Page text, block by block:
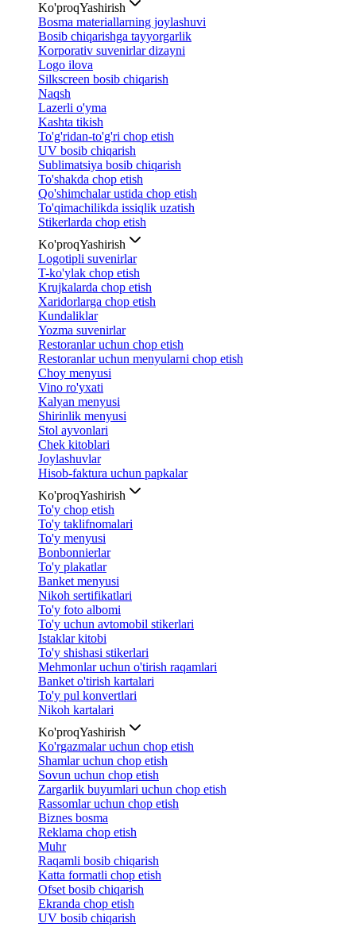
Ko'proqYashirish
Bosma materiallarning joylashuvi
Bosib chiqarishga tayyorgarlik
Korporativ suvenirlar dizayni
Logo ilova
Silkscreen bosib chiqarish
Naqsh
Lazerli o'yma
Kashta tikish
To'g'ridan-to'g'ri chop etish
UV bosib chiqarish
Sublimatsiya bosib chiqarish
To'shakda chop etish
Qo'shimchalar ustida chop etish
To'qimachilikda issiqlik uzatish
Stikerlarda chop etish
Ko'proqYashirish
Logotipli suvenirlar
T-ko'ylak chop etish
Krujkalarda chop etish
Xaridorlarga chop etish
Kundaliklar
Yozma suvenirlar
Restoranlar uchun chop etish
Restoranlar uchun menyularni chop etish
Choy menyusi
Vino ro'yxati
Kalyan menyusi
Shirinlik menyusi
Stol ayvonlari
Chek kitoblari
Joylashuvlar
Hisob-faktura uchun papkalar
Ko'proqYashirish
To'y chop etish
To'y taklifnomalari
To'y menyusi
Bonbonnierlar
To'y plakatlar
Banket menyusi
Nikoh sertifikatlari
To'y foto albomi
To'y uchun avtomobil stikerlari
Istaklar kitobi
To'y shishasi stikerlari
Mehmonlar uchun o'tirish raqamlari
Banket o'tirish kartalari
To'y pul konvertlari
Nikoh kartalari
Ko'proqYashirish
Ko'rgazmalar uchun chop etish
Shamlar uchun chop etish
Sovun uchun chop etish
Zargarlik buyumlari uchun chop etish
Rassomlar uchun chop etish
Biznes bosma
Reklama chop etish
Muhr
Raqamli bosib chiqarish
Katta formatli chop etish
Ofset bosib chiqarish
Ekranda chop etish
UV bosib chiqarish